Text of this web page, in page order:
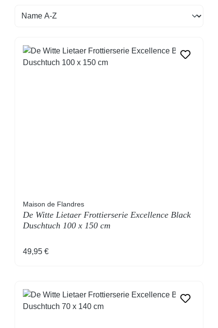
Maison de Flandres
De Witte Lietaer Frottierserie Excellence Black
Duschtuch 100 x 150 cm
Regulärer Preis:
49,95 €